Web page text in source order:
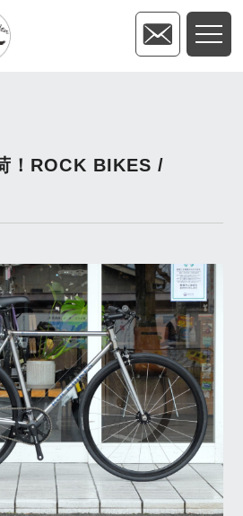
！ROCK BIKES /